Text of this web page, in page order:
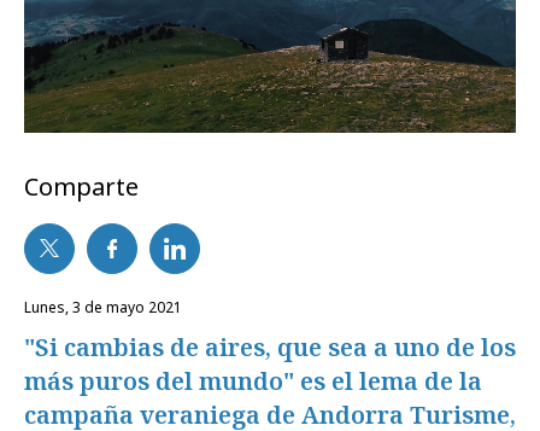
Comparte
lunes, 3 de mayo 2021
"Si cambias de aires, que sea a uno de los
más puros del mundo" es el lema de la
campaña veraniega de Andorra Turisme,